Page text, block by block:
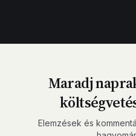
Maradj
Elemzések és